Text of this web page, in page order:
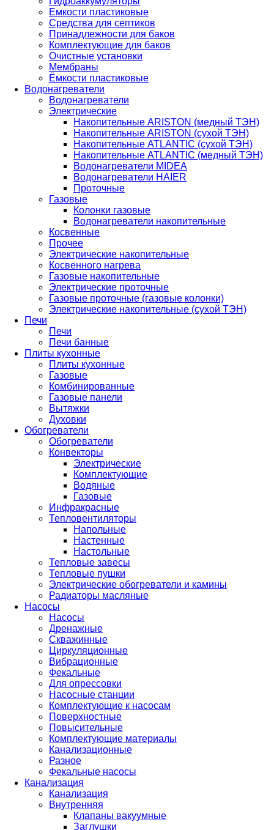
Емкости пластиковые
Средства для септиков
Принадлежности для баков
Комплектующие для баков
Очистные установки
Мембраны
Ёмкости пластиковые
Водонагреватели
Водонагреватели
Электрические
Накопительные ARISTON (медный ТЭН)
Накопительные ARISTON (сухой ТЭН)
Накопительные ATLANTIC (сухой ТЭН)
Накопительные ATLANTIC (медный ТЭН)
Водонагреватели MIDEA
Водонагреватели HAIER
Проточные
Газовые
Колонки газовые
Водонагреватели накопительные
Косвенные
Прочее
Электрические накопительные
Косвенного нагрева
Газовые накопительные
Электрические проточные
Газовые проточные (газовые колонки)
Электрические накопительные (сухой ТЭН)
Печи
Печи
Печи банные
Плиты кухонные
Плиты кухонные
Газовые
Комбинированные
Газовые панели
Вытяжки
Духовки
Обогреватели
Обогреватели
Конвекторы
Электрические
Комплектующие
Водяные
Газовые
Инфракрасные
Тепловентиляторы
Напольные
Настенные
Настольные
Тепловые завесы
Тепловые пушки
Электрические обогреватели и камины
Радиаторы масляные
Насосы
Насосы
Дренажные
Скважинные
Циркуляционные
Вибрационные
Фекальные
Для опрессовки
Насосные станции
Комплектующие к насосам
Поверхностные
Повысительные
Комплектующие материалы
Канализационные
Разное
Фекальные насосы
Канализация
Канализация
Внутренняя
Клапаны вакуумные
Заглушки